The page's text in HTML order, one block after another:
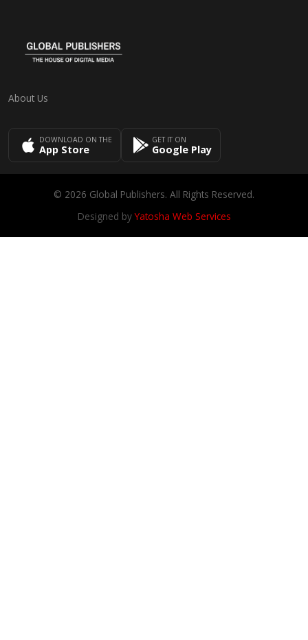
About Us
DOWNLOAD ON THE
App Store
GET IT ON
Google Play
© 2026 Global Publishers. All Rights Reserved.
Designed byYatosha Web Services